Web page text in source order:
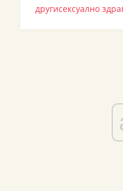
другисексуално